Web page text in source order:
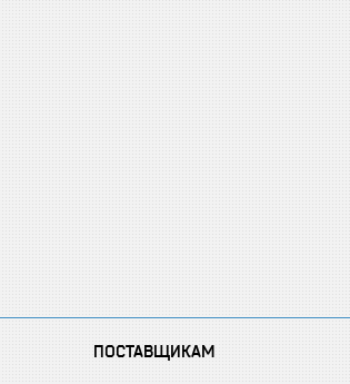
ПОСТАВЩИКАМ